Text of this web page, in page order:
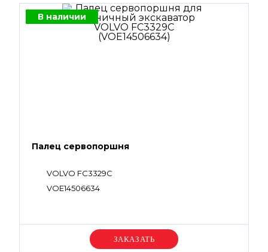
В наличии
Палец сервопоршня
VOLVO FC3329C
VOE14506634
Уточняйте цену